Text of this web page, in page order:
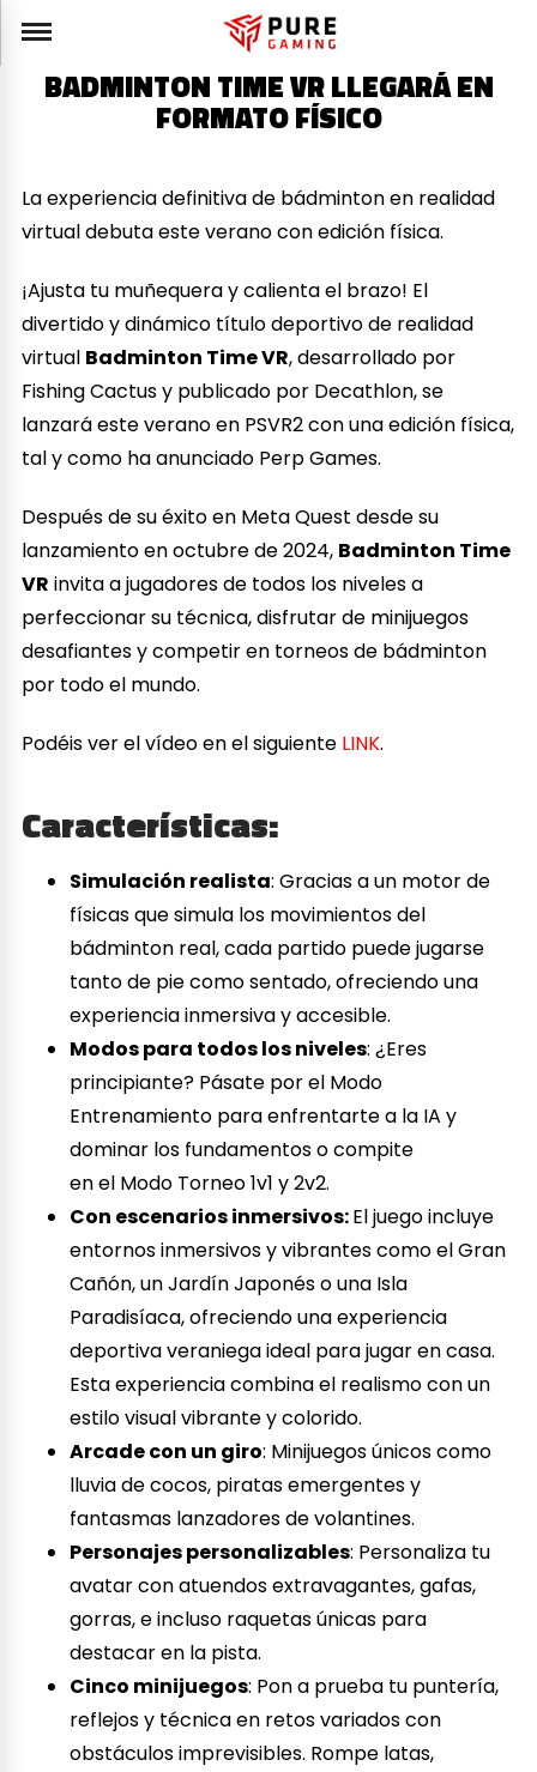
BADMINTON TIME VR LLEGARÁ EN
FORMATO FÍSICO
La experiencia definitiva de bádminton en realidad
virtual debuta este verano con edición física.
¡Ajusta tu muñequera y calienta el brazo! El
divertido y dinámico título deportivo de realidad
virtual Badminton Time VR, desarrollado por
Fishing Cactus y publicado por Decathlon, se
lanzará este verano en PSVR2 con una edición física,
tal y como ha anunciado Perp Games.
Después de su éxito en Meta Quest desde su
lanzamiento en octubre de 2024, Badminton Time
VR invita a jugadores de todos los niveles a
perfeccionar su técnica, disfrutar de minijuegos
desafiantes y competir en torneos de bádminton
por todo el mundo.
Podéis ver el vídeo en el siguiente LINK.
Características:
Simulación realista: Gracias a un motor de
físicas que simula los movimientos del
bádminton real, cada partido puede jugarse
tanto de pie como sentado, ofreciendo una
experiencia inmersiva y accesible.
Modos para todos los niveles: ¿Eres
principiante? Pásate por el Modo
Entrenamiento para enfrentarte a la IA y
dominar los fundamentos o compite
en el Modo Torneo 1v1 y 2v2.
Con escenarios inmersivos:El juego incluye
entornos inmersivos y vibrantes como el Gran
Cañón, un Jardín Japonés o una Isla
Paradisíaca, ofreciendo una experiencia
deportiva veraniega ideal para jugar en casa.
Esta experiencia combina el realismo con un
estilo visual vibrante y colorido.
Arcade con un giro: Minijuegos únicos como
lluvia de cocos, piratas emergentes y
fantasmas lanzadores de volantines.
Personajes personalizables: Personaliza tu
avatar con atuendos extravagantes, gafas,
gorras, e incluso raquetas únicas para
destacar en la pista.
Cinco minijuegos: Pon a prueba tu puntería,
reflejos y técnica en retos variados con
obstáculos imprevisibles. Rompe latas,